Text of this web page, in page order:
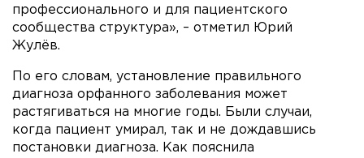
профессионального и для пациентского
сообщества структура», – отметил Юрий
Жулёв.
По его словам, установление правильного
диагноза орфанного заболевания может
растягиваться на многие годы. Были случаи,
когда пациент умирал, так и не дождавшись
постановки диагноза. Как пояснила